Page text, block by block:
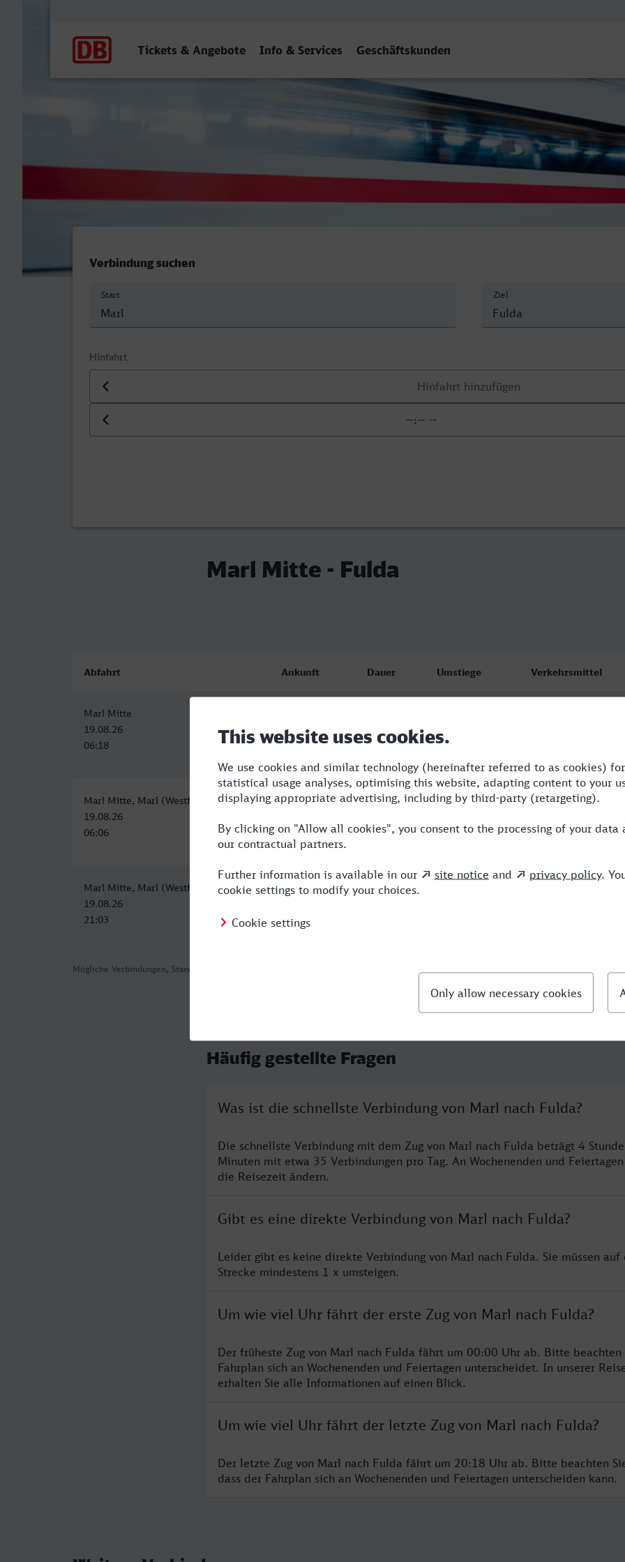
Tickets & Angebote Info & Services Geschäftskunden
Verbindung suchen
Start Ziel
Hinfahrt
Datum der Hinfahrt
Uhrzeit der Hinfahrt
Marl Mitte - Fulda
Mögliche Verbindungen, Stand: 2026-08-05 10:55
Abfahrt Ankunft Dauer Umstiege Verkehrsmittel
Marl Mitte
19.08.26
06:18
19.08.26
10:43
Marl Mitte, Marl (Westf)
19.08.26
06:06
Fulda
10:43
4:37 4 BUS,RE,NX,ICE
Marl Mitte, Marl (Westf)
19.08.26
21:03
Fulda
05:39
8:36
Häufig gestellte Fragen
Was ist die schnellste Verbindung von Marl nach Fulda?
Die schnellste Verbindung mit dem Zug von Marl nach Fulda beträgt 4
Minuten mit etwa 35 Verbindungen pro Tag. An Wochenenden und
die Reisezeit ändern.
Gibt es eine direkte Verbindung von Marl nach Fulda?
Leider gibt es keine direkte Verbindung von Marl nach Fulda. Sie müssen auf
Strecke mindestens 1 x umsteigen.
Um wie viel Uhr fährt der erste Zug von Marl nach Fulda?
Der früheste Zug von Marl nach Fulda fährt um 00:00 Uhr ab. Bitte beachten
Fahrplan sich an Wochenenden und Feiertagen unterscheidet. In unserer
erhalten Sie alle Informationen auf einen Blick.
Um wie viel Uhr fährt der letzte Zug von Marl nach Fulda?
Der letzte Zug von Marl nach Fulda fährt um 20:18 Uhr ab. Bitte beachten
dass der Fahrplan sich an Wochenenden und Feiertagen unterscheiden kann.